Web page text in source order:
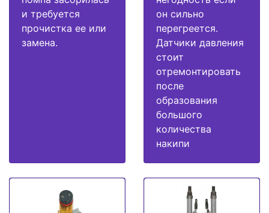
и требуется
прочистка ее или
замена.
он сильно
перегреется.
Датчики давления
стоит
отремонтировать
после
образования
большого
количества
накипи